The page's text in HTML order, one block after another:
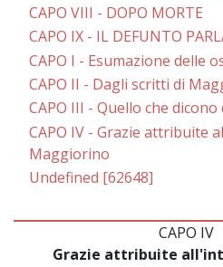
CAPO VIII - DOPO MORTE
CAPO IX - IL DEFUNTO
CAPO I - Esumazione delle
CAPO II - Dagli scritti di
CAPO III - Quello che
CAPO IV - Grazie attribuite
Maggiorino
Undefined [62648]
CAPO IV
Grazie attribuite